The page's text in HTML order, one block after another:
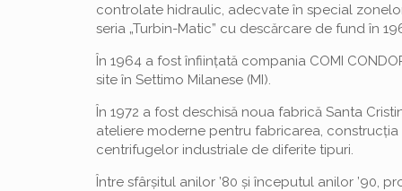
controlate hidraulic, adecvate în special
seria „Turbin-Matic” cu descărcare de fund în
În 1964 a fost înființată compania COMI
site în Settimo Milanese (MI).
În 1972 a fost deschisă noua fabrică Santa
ateliere moderne pentru fabricarea, construcția
centrifugelor industriale de diferite tipuri.
Între sfârșitul anilor ’80 și începutul anilor ’90,